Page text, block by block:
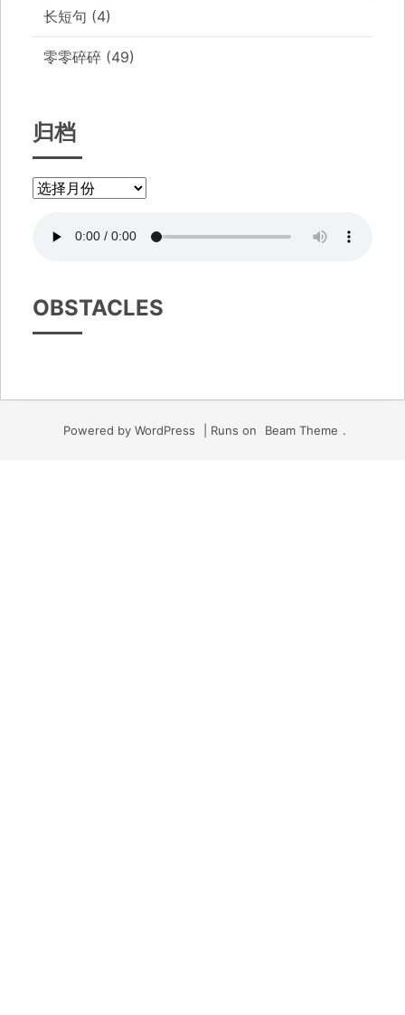
长短句 (4)
零零碎碎 (49)
归档
OBSTACLES
Powered by WordPress Runs on Beam Theme .